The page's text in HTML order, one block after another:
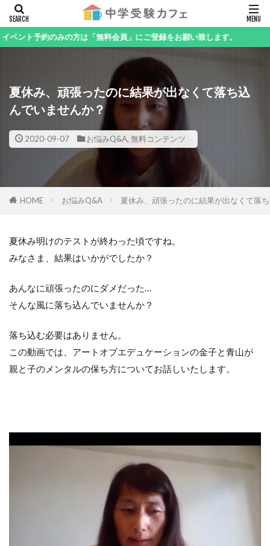
のみの方は「無料会員」にご登録をお願い致します。
夏休み、頑張ったのに結果が出なくて落ち込
んでいませんか？
2020-09-07 お悩みQ&A, 無料コンテンツ
HOME お悩みQ&A 夏休み、頑張ったのに結果が出なくて落
夏休み明けのテストが終わった頃ですね。
みなさま、結果はいかがでしたか？
あんなに頑張ったのにダメだった…
そんな風に落ち込んでいませんか？
落ち込む必要はありません。
この動画では、アートオブエデュケーションの金子と青山が
親と子のメンタルの保ち方についてお話しいたします。
キーワード
カテゴリー
検索